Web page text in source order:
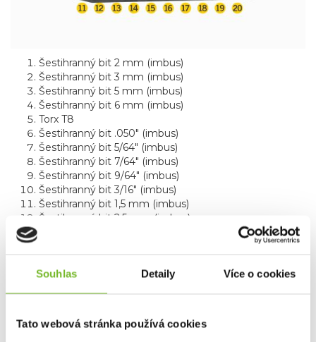
Souhlas Detaily Více o cookies
Tato webová stránka používá cookies
Šestihranný bit 2 mm (imbus)
Šestihranný bit 3 mm (imbus)
Šestihranný bit 5 mm (imbus)
Šestihranný bit 6 mm (imbus)
Torx T8
Šestihranný bit .050" (imbus)
Šestihranný bit 5/64" (imbus)
Šestihranný bit 7/64" (imbus)
Šestihranný bit 9/64" (imbus)
Šestihranný bit 3/16" (imbus)
Šestihranný bit 1,5 mm (imbus)
Šestihranný bit 2,5 mm (imbus)
Šestihranný bit 1/16" (imbus)
Šestihranný bit 5/32" (imbus)
Šestihranný bit 7/32" (imbus)